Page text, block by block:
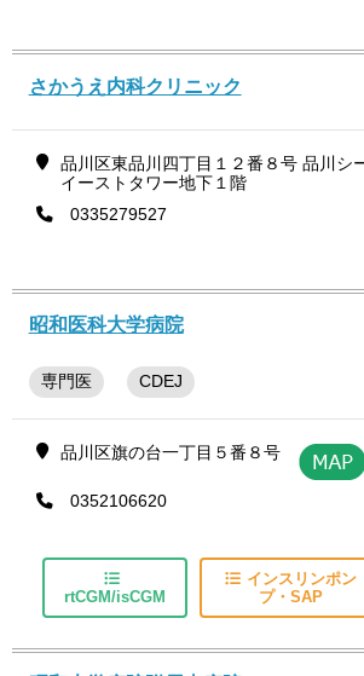
さかうえ内科クリニック
品川区東品川四丁目１２番８号 品川シ
イーストタワー地下１階
0335279527
昭和医科大学病院
専門医 CDEJ
品川区旗の台一丁目５番８号
0352106620
rtCGM/isCGM
インスリンポン
プ・SAP